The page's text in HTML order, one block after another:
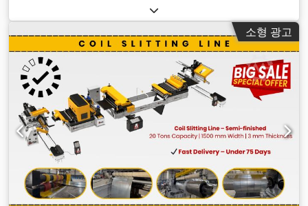
소형 광고